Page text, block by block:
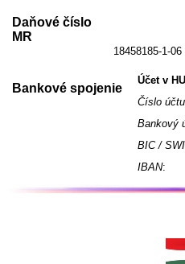
Daňové číslo
MR
18458185-1-06
Bankové spojenie
Účet v
Číslo účtu
Bankový
BIC /
IBAN: